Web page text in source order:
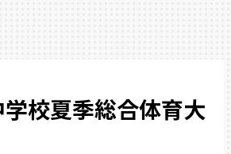
校夏季総合体育大